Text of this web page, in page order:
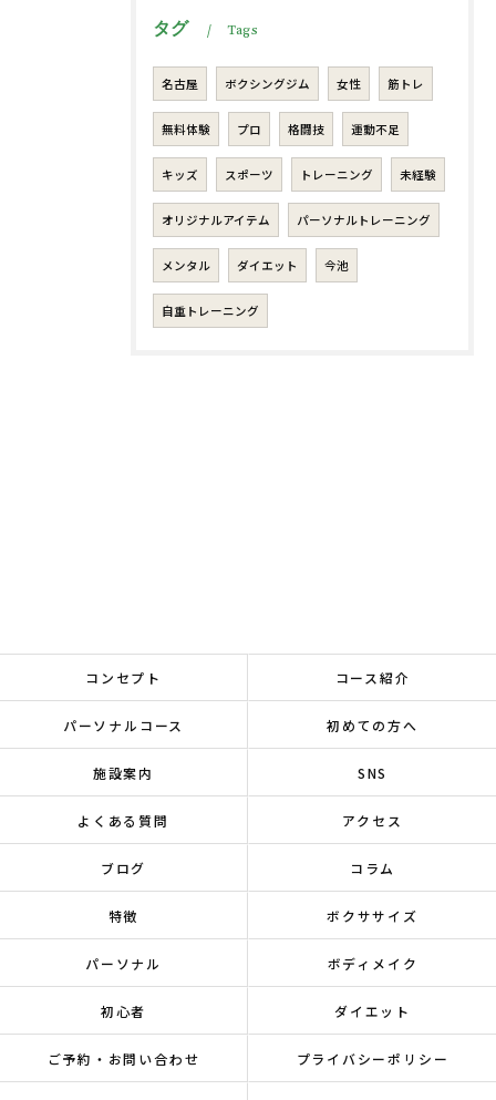
タグ Tags
名古屋 ボクシングジム 女性 筋トレ
無料体験 プロ 格闘技 運動不足
キッズ スポーツ トレーニング 未経験
オリジナルアイテム パーソナルトレーニング
メンタル ダイエット 今池
自重トレーニング
コンセプト コース紹介
パーソナルコース 初めての方へ
施設案内 SNS
よくある質問 アクセス
ブログ コラム
特徴 ボクササイズ
パーソナル ボディメイク
初心者 ダイエット
ご予約・お問い合わせ プライバシーポリシー